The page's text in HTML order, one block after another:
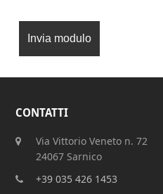
CONTATTI
Via Vittorio Veneto n. 72
24067 Sarnico
+39 035 426 1453